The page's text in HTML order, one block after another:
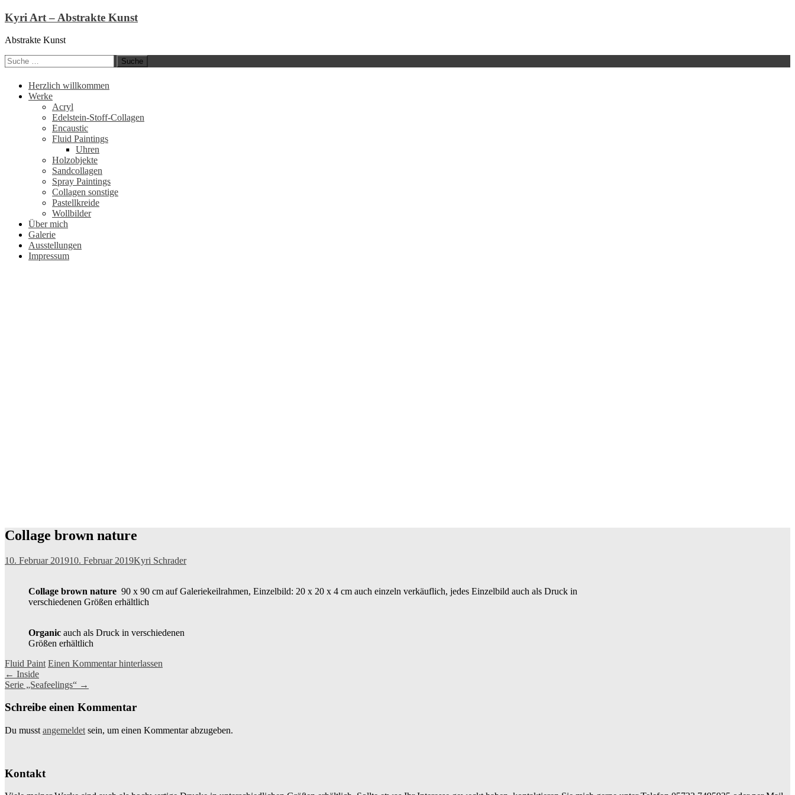
Kyri Art – Abstrakte Kunst
Abstrakte Kunst
Suche
nach:
Zum
Inhalt
Herzlich willkommen
Werke
Acryl
Edelstein-Stoff-Collagen
Encaustic
Fluid Paintings
Uhren
Holzobjekte
Sandcollagen
Spray Paintings
Collagen sonstige
Pastellkreide
Wollbilder
Über mich
Galerie
Ausstellungen
Impressum
Collage brown nature
10. Februar 201910. Februar 2019Kyri Schrader
Collage brown nature 90 x 90 cm auf Galeriekeilrahmen, Einzelbild: 20 x 20 x 4 cm auch einzeln verkäuflich, jedes Einzelbild auch als Druck in
verschiedenen Größen erhältlich
Organic auch als Druck in verschiedenen
Größen erhältlich
Fluid Paint Einen Kommentar hinterlassen
Beitragsnavigation
← Inside
Serie „Seafeelings“ →
Schreibe einen Kommentar
Du musst angemeldet sein, um einen Kommentar abzugeben.
Kontakt